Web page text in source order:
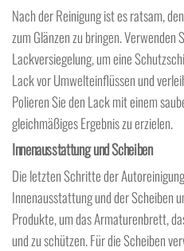
Nach der Reinigung ist es ratsam,
zum Glänzen zu bringen. Verwenden
Lackversiegelung, um eine
Lack vor Umwelteinflüssen und
Polieren Sie den Lack mit einem
gleichmäßiges Ergebnis zu erzielen.
Innenausstattung und Scheiben
Die letzten Schritte der
Innenausstattung und der Scheiben
Produkte, um das Armaturenbrett,
und zu schützen. Für die Scheiben